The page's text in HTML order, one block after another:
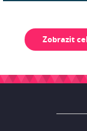
Zobrazit